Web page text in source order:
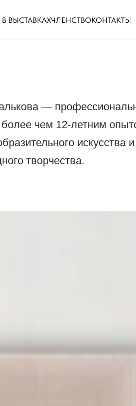
ВЫСТАВКАХЧЛЕНСТВОКОНТАКТЫ
—
более чем 12-летним
искусства и
творчества.